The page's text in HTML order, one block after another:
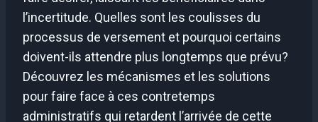
l’incertitude. Quelles sont les coulisses du
processus de versement et pourquoi certains
doivent-ils attendre plus longtemps que prévu?
Découvrez les mécanismes et les solutions
pour faire face à ces contretemps
administratifs qui retardent l’arrivée de cette